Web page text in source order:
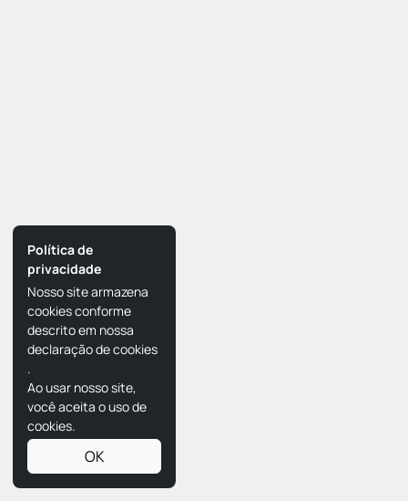
Política de
privacidade
Nosso site armazena
cookies conforme
descrito em nossa
declaração de cookies
.
Ao usar nosso site,
você aceita o uso de
cookies.
OK